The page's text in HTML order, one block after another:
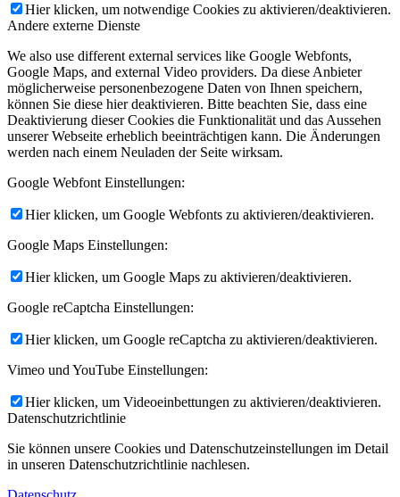
Hier klicken, um notwendige Cookies zu aktivieren/deaktivieren.
Andere externe Dienste
We also use different external services like Google Webfonts,
Google Maps, and external Video providers. Da diese Anbieter
möglicherweise personenbezogene Daten von Ihnen speichern,
können Sie diese hier deaktivieren. Bitte beachten Sie, dass eine
Deaktivierung dieser Cookies die Funktionalität und das Aussehen
unserer Webseite erheblich beeinträchtigen kann. Die Änderungen
werden nach einem Neuladen der Seite wirksam.
Google Webfont Einstellungen:
Hier klicken, um Google Webfonts zu aktivieren/deaktivieren.
Google Maps Einstellungen:
Hier klicken, um Google Maps zu aktivieren/deaktivieren.
Google reCaptcha Einstellungen:
Hier klicken, um Google reCaptcha zu aktivieren/deaktivieren.
Vimeo und YouTube Einstellungen:
Hier klicken, um Videoeinbettungen zu aktivieren/deaktivieren.
Datenschutzrichtlinie
Sie können unsere Cookies und Datenschutzeinstellungen im Detail
in unseren Datenschutzrichtlinie nachlesen.